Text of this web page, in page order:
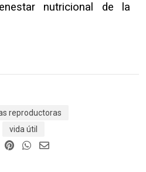
nutricional de la
reproductoras
vida útil